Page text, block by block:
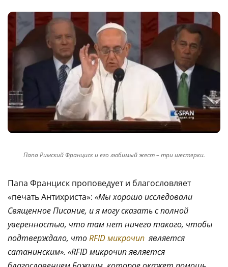
Папа Римский Франциск и его любимый жест – три шестерки.
Папа Франциск проповедует и благословляет
«печать Антихриста»: «Мы хорошо исследовали
Священное Писание, и я могу сказать с полной
уверенностью, что там нет ничего такого, чтобы
подтверждало, чтоRFID микрочип является
сатанинским». «RFID микрочип является